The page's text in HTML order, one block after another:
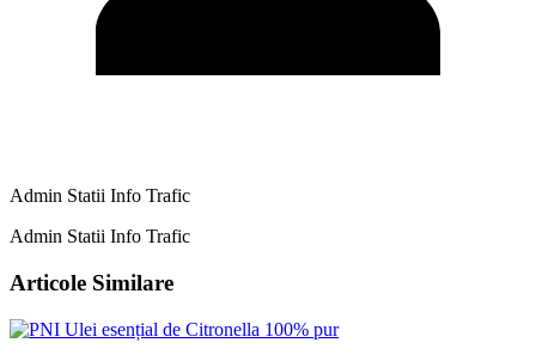
Admin Statii Info Trafic
Admin Statii Info Trafic
Articole Similare